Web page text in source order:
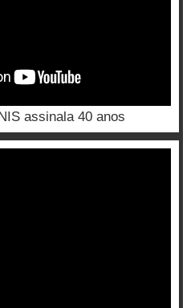
assinala 40 anos